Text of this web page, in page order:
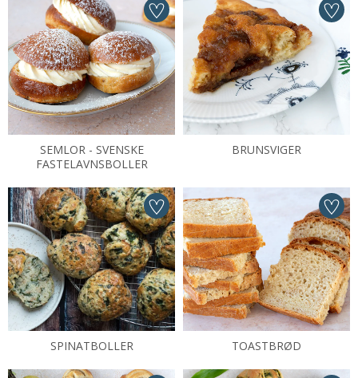
SEMLOR - SVENSKE
FASTELAVNSBOLLER
BRUNSVIGER
SPINATBOLLER TOASTBRØD